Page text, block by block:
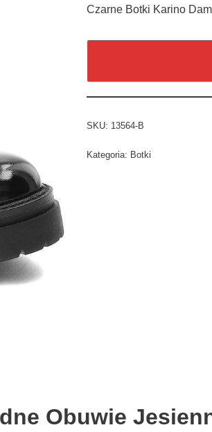
Czarne Botki Karino
SKU: 13564-B
Kategoria: Botki
Obuwie